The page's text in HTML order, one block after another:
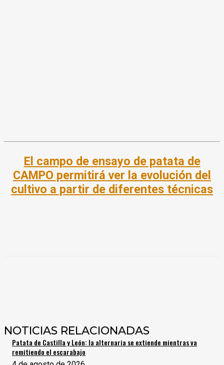
El campo de ensayo de patata de
CAMPO permitirá ver la evolución del
cultivo a partir de diferentes técnicas
NOTICIAS RELACIONADAS
Patata de Castilla y León: la alternaria se extiende mientras va
remitiendo el escarabajo